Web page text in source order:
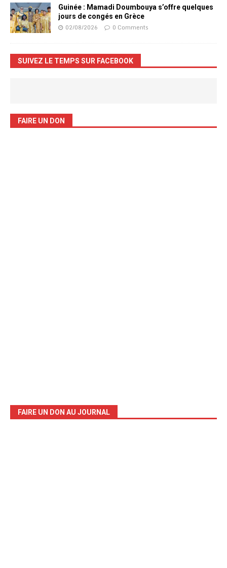
Guinée : Mamadi Doumbouya s’offre quelques
jours de congés en Grèce
02/08/2026 0 Comments
SUIVEZ LE TEMPS SUR FACEBOOK
FAIRE UN DON
FAIRE UN DON AU JOURNAL